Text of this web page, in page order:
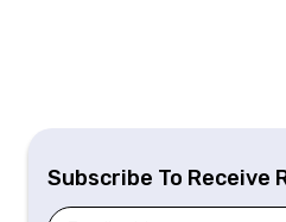
Subscribe To Receive